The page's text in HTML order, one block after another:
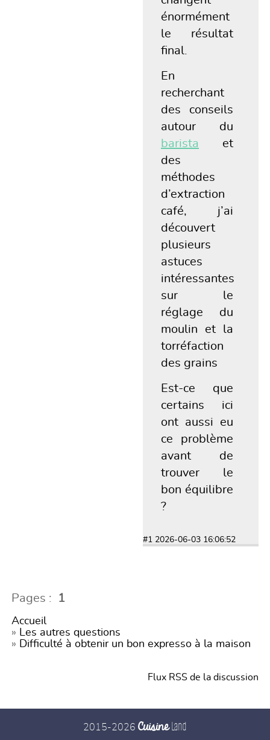
énormément
le résultat
final.
En
recherchant
des conseils
autour du
barista et
des
méthodes
d’extraction
café, j’ai
découvert
plusieurs
astuces
intéressantes
sur le
réglage du
moulin et la
torréfaction
des grains
Est-ce que
certains ici
ont aussi eu
ce problème
avant de
trouver le
bon équilibre
?
#1 2026-06-03 16:06:52
Pages : 1
Accueil
» Les autres questions
» Difficulté à obtenir un bon expresso à la maison
Flux RSS de la discussion
2015-2026 CuisineLand